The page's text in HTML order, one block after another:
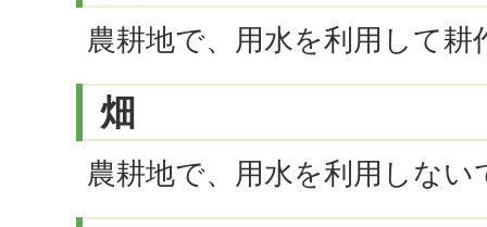
農耕地で、用水を利用して耕
畑
農耕地で、用水を利用しない